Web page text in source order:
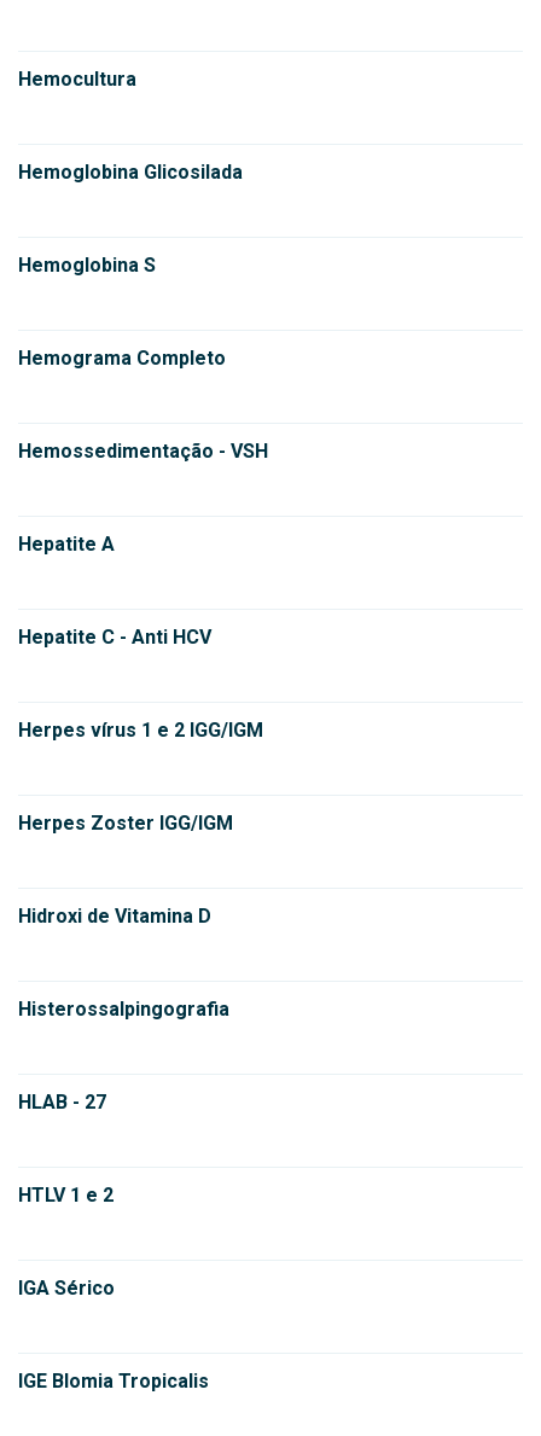
Hemocultura
Hemoglobina Glicosilada
Hemoglobina S
Hemograma Completo
Hemossedimentação - VSH
Hepatite A
Hepatite C - Anti HCV
Herpes vírus 1 e 2 IGG/IGM
Herpes Zoster IGG/IGM
Hidroxi de Vitamina D
Histerossalpingografia
HLAB - 27
HTLV 1 e 2
IGA Sérico
IGE Blomia Tropicalis